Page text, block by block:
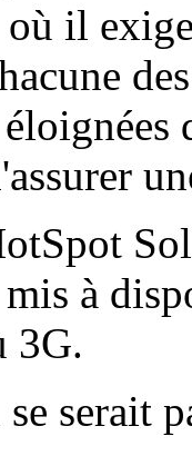
où il
à
3G.
serait